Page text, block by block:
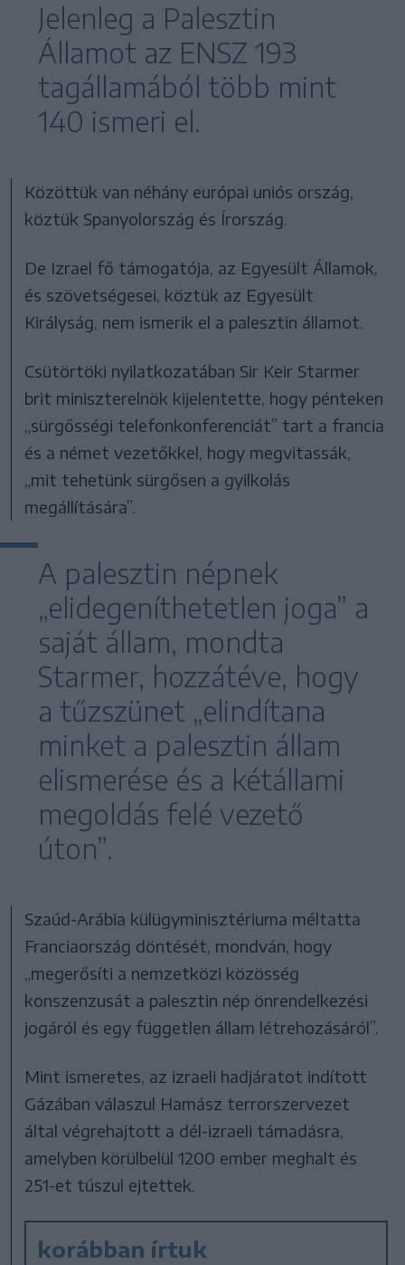
Jelenleg a Palesztin
Államot az ENSZ 193
tagállamából több mint
140 ismeri el.
Közöttük van néhány európai uniós ország,
köztük Spanyolország és Írország.
De Izrael fő támogatója, az Egyesült Államok,
és szövetségesei, köztük az Egyesült
Királyság, nem ismerik el a palesztin államot.
Csütörtöki nyilatkozatában Sir Keir Starmer
brit miniszterelnök kijelentette, hogy pénteken
„sürgősségi telefonkonferenciát” tart a francia
és a német vezetőkkel, hogy megvitassák,
„mit tehetünk sürgősen a gyilkolás
megállítására”.
A palesztin népnek
„elidegeníthetetlen joga” a
saját állam, mondta
Starmer, hozzátéve, hogy
a tűzszünet „elindítana
minket a palesztin állam
elismerése és a kétállami
megoldás felé vezető
úton”.
Szaúd-Arábia külügyminisztériuma méltatta
Franciaország döntését, mondván, hogy
„megerősíti a nemzetközi közösség
konszenzusát a palesztin nép önrendelkezési
jogáról és egy független állam létrehozásáról”.
Mint ismeretes, az izraeli hadjáratot indított
Gázában válaszul Hamász terrorszervezet
által végrehajtott a dél-izraeli támadásra,
amelyben körülbelül 1200 ember meghalt és
251-et túszul ejtettek.
korábban írtuk